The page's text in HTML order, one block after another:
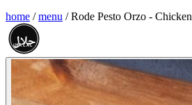
home / menu / Rode Pesto Orzo - Chicken
حلال
HALAL